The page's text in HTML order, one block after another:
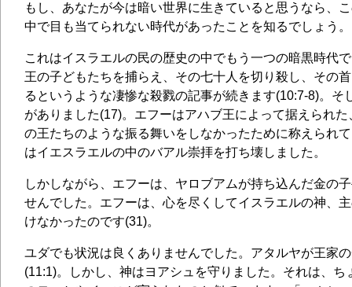
もし、あなたが今は暗い世界に生きていると思うなら、
中で目も当てられない時代があったことを知るでしょう。
これはイスラエルの民の歴史の中でもう一つの暗黒時代
王の子どもたちを捕らえ、その七十人を切り殺し、その
るというような凄惨な殺戮の記事が続きます(10:7-8)。そ
がありました(17)。エフーはアハブ王によって据えられ
の王たちのような振る舞いをしなかったために称えられ
はイエスラエルの中のバアル崇拝を打ち壊しました。
しかしながら、エフーは、ヤロブアムが持ち込んだ金の
せんでした。エフーは、心を尽くしてイスラエルの神、
けなかったのです(31)。
ユダでも状況は良くありませんでした。アタルヤが王家
(11:1)。しかし、神はヨアシュを守りました。それは、ち